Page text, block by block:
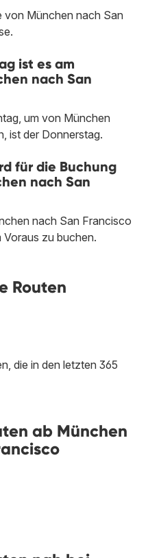
von München nach San
ist es am
nach San
um von München
ist der Donnerstag.
für die Buchung
nach San
nach San Francisco
zu buchen.
Routen
die in den letzten 365
ab München